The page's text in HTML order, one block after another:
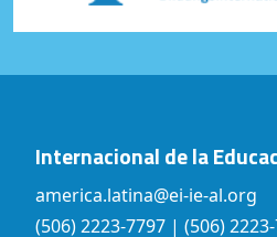
Internacional de la
america.latina@ei-ie-al.org
(506) 2223-7797 | (506)